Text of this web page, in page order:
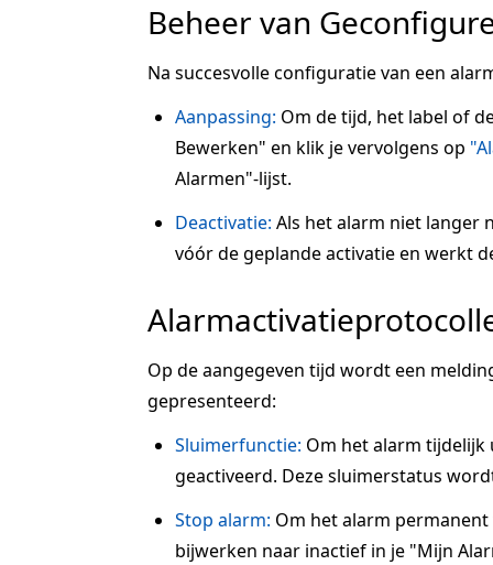
Beheer van
Na succesvolle configuratie van een
Aanpassing: Om de tijd, het label of
Bewerken" en klik je vervolgens op
Alarmen"-lijst.
Deactivatie: Als het alarm niet langer
vóór de geplande activatie en werkt
Op de aangegeven tijd wordt een
gepresenteerd:
Sluimerfunctie: Om het alarm tijdelijk
geactiveerd. Deze sluimerstatus
Stop alarm: Om het alarm
bijwerken naar inactief in je "Mijn